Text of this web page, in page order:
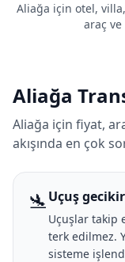
Aliağa için otel, villa,
araç ve
Aliağa
Aliağa için fiyat,
akışında en çok
🛬Uçuş
Uçuşlar takip
terk edilmez.
sisteme